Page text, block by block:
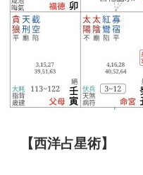
【西洋占星術】